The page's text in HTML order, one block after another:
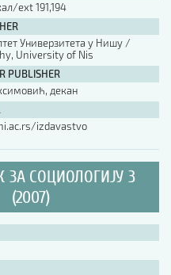
ext 191,194
Универзитета у Нишу /
University of Nis
декан
izdavastvo
СОЦИОЛОГИЈУ 3
(2007)